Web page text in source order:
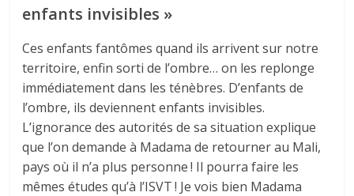
enfants invisibles »
Ces enfants fantômes quand ils arrivent sur notre
territoire, enfin sorti de l’ombre… on les replonge
immédiatement dans les ténèbres. D’enfants de
l’ombre, ils deviennent enfants invisibles.
L’ignorance des autorités de sa situation explique
que l’on demande à Madama de retourner au Mali,
pays où il n’a plus personne ! Il pourra faire les
mêmes études qu’à l’ISVT ! Je vois bien Madama